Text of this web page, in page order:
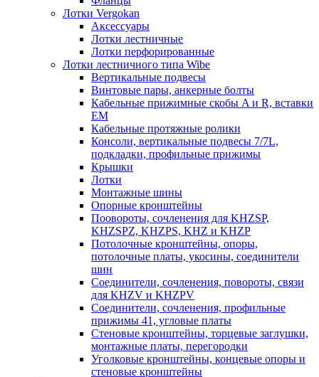
Лотки Vergokan
Аксессуары
Лотки лестничные
Лотки перфорированные
Лотки лестничного типа Wibe
Вертикальные подвесы
Винтовые пары, анкерные болты
Кабельные прижимные скобы A и R, вставки
EM
Кабельные протяжные ролики
Консоли, вертикальные подвесы 7/7L,
подкладки, профильные прижимы
Крышки
Лотки
Монтажные шины
Опорные кронштейны
Поовороты, сочленения для KHZSP,
KHZSPZ, KHZPS, KHZ и KHZP
Потолочные кронштейны, опоры,
потолочные платы, укосины, соединители
шин
Соединители, сочленения, повороты, связи
для KHZV и KHZPV
Соединители, сочленения, профильные
прижимы 41, угловые платы
Стеновые кронштейны, торцевые заглушки,
монтажные платы, перегородки
Уголковые кронштейны, концевые опоры и
стеновые кронштейны